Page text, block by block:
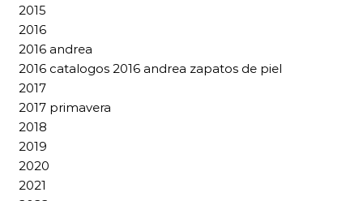
2015
2016
2016 andrea
2016 catalogos 2016 andrea zapatos de piel
2017
2017 primavera
2018
2019
2020
2021